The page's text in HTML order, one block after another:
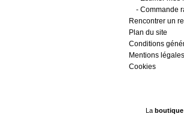
- Commande
Rencontrer un
Plan du site
Conditions
Mentions légales
Cookies
La boutique